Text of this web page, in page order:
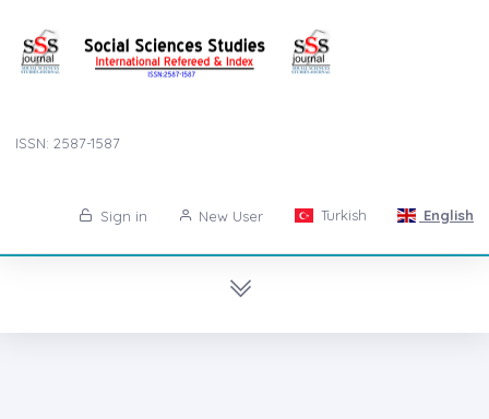
ISSN: 2587-1587
Sign in New User Turkish English